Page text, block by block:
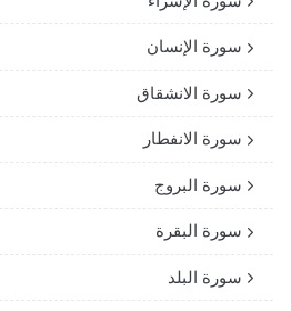
سورة الإنسان
سورة الانشقاق
سورة الانفطار
سورة البروج
سورة البقرة
سورة البلد